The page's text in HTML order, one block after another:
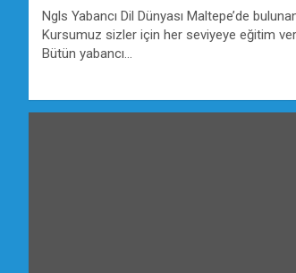
Ngls Yabancı Dil Dünyası Maltepe’de
Kursumuz sizler için her seviyeye eğitim
Bütün yabancı…